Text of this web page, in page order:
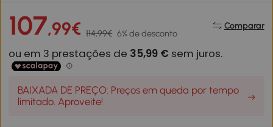
107,99€ 114,99€ 6% de desconto
Comparar
BAIXADA DE PREÇO: Preços em queda por tempo
limitado. Aproveite!